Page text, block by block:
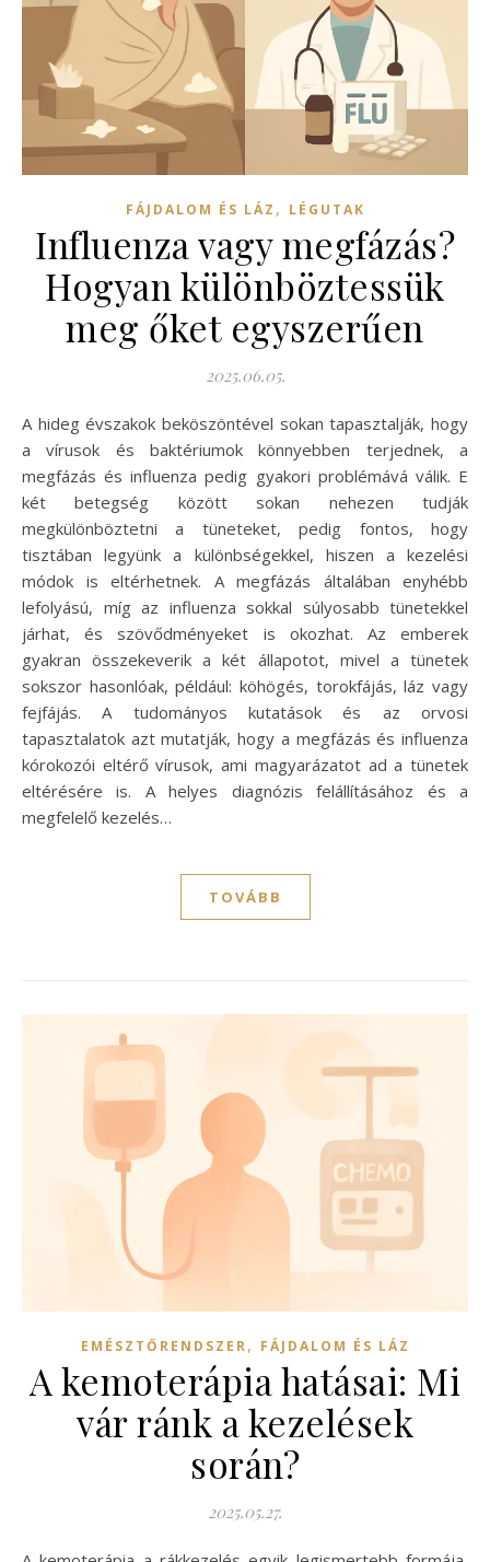
FÁJDALOM ÉS LÁZ , LÉGUTAK
Influenza vagy megfázás?
Hogyan különböztessük
meg őket egyszerűen
2025.06.05.
A hideg évszakok beköszöntével sokan tapasztalják, hogy
a vírusok és baktériumok könnyebben terjednek, a
megfázás és influenza pedig gyakori problémává válik. E
két betegség között sokan nehezen tudják
megkülönböztetni a tüneteket, pedig fontos, hogy
tisztában legyünk a különbségekkel, hiszen a kezelési
módok is eltérhetnek. A megfázás általában enyhébb
lefolyású, míg az influenza sokkal súlyosabb tünetekkel
járhat, és szövődményeket is okozhat. Az emberek
gyakran összekeverik a két állapotot, mivel a tünetek
sokszor hasonlóak, például: köhögés, torokfájás, láz vagy
fejfájás. A tudományos kutatások és az orvosi
tapasztalatok azt mutatják, hogy a megfázás és influenza
kórokozói eltérő vírusok, ami magyarázatot ad a tünetek
eltérésére is. A helyes diagnózis felállításához és a
megfelelő kezelés…
TOVÁBB
EMÉSZTŐRENDSZER, FÁJDALOM ÉS LÁZ
A kemoterápia hatásai: Mi
vár ránk a kezelések
során?
2025.05.27.